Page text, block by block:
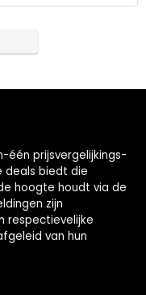
één prijsvergelijkings-
deals biedt die
hoogte houdt via de
zijn
respectievelijke
van hun